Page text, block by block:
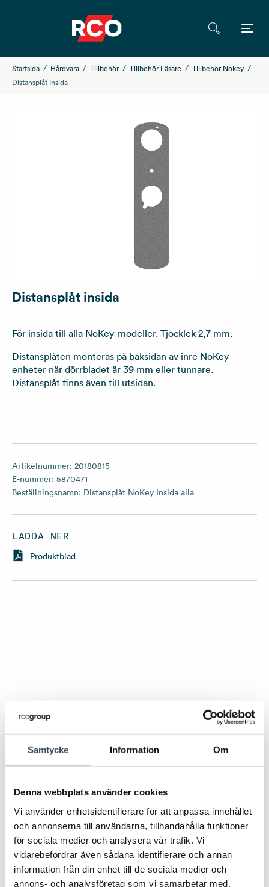
Samtycke Information Om
Denna webbplats använder cookies
Vi använder enhetsidentifierare för att anpassa innehållet
och annonserna till användarna, tillhandahålla funktioner
för sociala medier och analysera vår trafik. Vi
vidarebefordrar även sådana identifierare och annan
information från din enhet till de sociala medier och
annons- och analysföretag som vi samarbetar med.
Startsida Hårdvara Tillbehör Tillbehör Läsare
Tillbehör Nokey
Distansplåt Insida
Distansplåt insida
För insida till alla NoKey-modeller. Tjocklek 2,7 mm.
Distansplåten monteras på baksidan av inre NoKey-
enheter när dörrbladet är 39 mm eller tunnare.
Distansplåt finns även till utsidan.
Artikelnummer: 20180815
E-nummer: 5870471
Beställningsnamn: Distansplåt NoKey Insida alla
LADDA NER
Produktblad
POPULÄRA PRODUKTER
TILLBEHÖR
NOKEY
Fjärilsadapter till NoKey
TILLBEHÖR
NOKEY